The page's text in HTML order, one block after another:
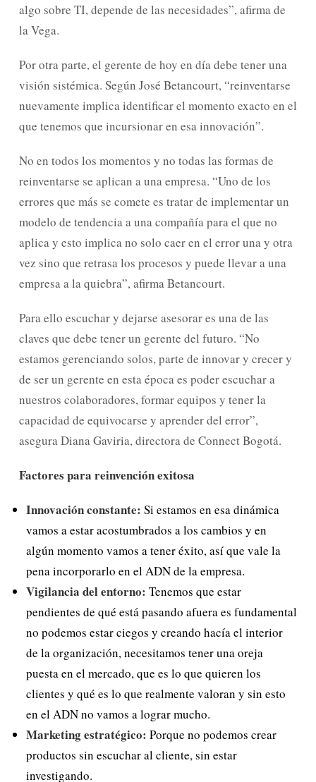
algo sobre TI, depende de las necesidades”, afirma de
la Vega.
Por otra parte, el gerente de hoy en día debe tener una
visión sistémica. Según José Betancourt, “reinventarse
nuevamente implica identificar el momento exacto en el
que tenemos que incursionar en esa innovación”.
No en todos los momentos y no todas las formas de
reinventarse se aplican a una empresa. “Uno de los
errores que más se comete es tratar de implementar un
modelo de tendencia a una compañía para el que no
aplica y esto implica no solo caer en el error una y otra
vez sino que retrasa los procesos y puede llevar a una
empresa a la quiebra”, afirma Betancourt.
Para ello escuchar y dejarse asesorar es una de las
claves que debe tener un gerente del futuro. “No
estamos gerenciando solos, parte de innovar y crecer y
de ser un gerente en esta época es poder escuchar a
nuestros colaboradores, formar equipos y tener la
capacidad de equivocarse y aprender del error”,
asegura Diana Gaviria, directora de Connect Bogotá.
Factores para reinvención exitosa
Innovación constante: Si estamos en esa dinámica
vamos a estar acostumbrados a los cambios y en
algún momento vamos a tener éxito, así que vale la
pena incorporarlo en el ADN de la empresa.
Vigilancia del entorno: Tenemos que estar
pendientes de qué está pasando afuera es fundamental
no podemos estar ciegos y creando hacía el interior
de la organización, necesitamos tener una oreja
puesta en el mercado, que es lo que quieren los
clientes y qué es lo que realmente valoran y sin esto
en el ADN no vamos a lograr mucho.
Marketing estratégico: Porque no podemos crear
productos sin escuchar al cliente, sin estar
investigando.